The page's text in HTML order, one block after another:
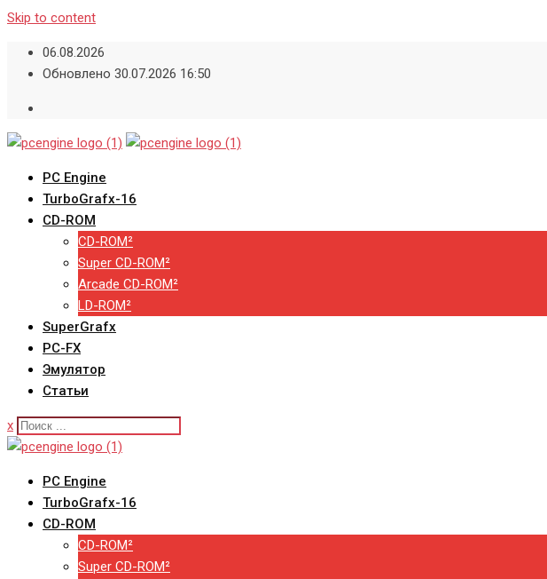
Skip to content
06.08.2026
Обновлено 30.07.2026 16:50
PC Engine
TurboGrafx-16
CD-ROM
CD-ROM²
Super CD-ROM²
Arcade CD-ROM²
LD-ROM²
SuperGrafx
PC-FX
Эмулятор
Статьи
x
PC Engine
TurboGrafx-16
CD-ROM
CD-ROM²
Super CD-ROM²